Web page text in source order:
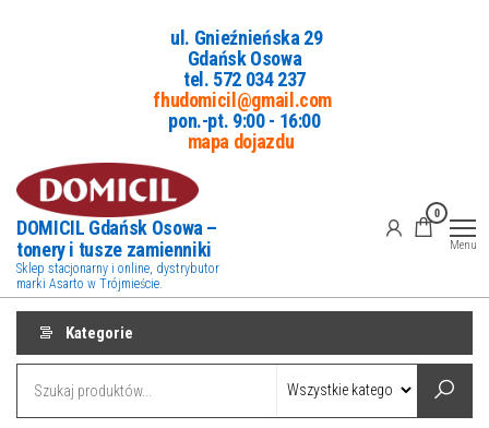
ul. Gnieźnieńska 29
Gdańsk Osowa
tel. 572 034 237
fhudomicil@gmail.com
pon.-pt. 9:00 - 16:00
mapa dojazdu
DOMICIL Gdańsk Osowa –
tonery i tusze zamienniki
Sklep stacjonarny i online, dystrybutor
marki Asarto w Trójmieście.
0
Menu
Kategorie